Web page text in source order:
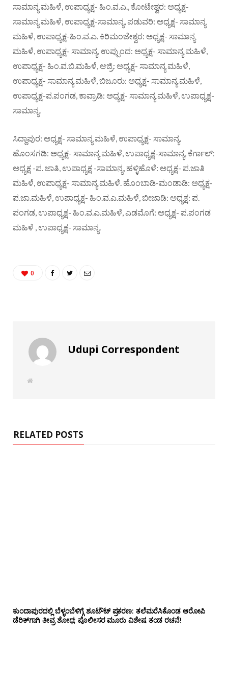
ಸಾಮಾನ್ಯ ಮಹಿಳೆ, ಉಪಾಧ್ಯಕ್ಷ- ಹಿಂ.ವ.ಎ., ಕೋಟೇಶ್ವರ: ಅಧ್ಯಕ್ಷ-
ಸಾಮಾನ್ಯ ಮಹಿಳೆ, ಉಪಾಧ್ಯಕ್ಷ-ಸಾಮಾನ್ಯ, ಪಡುವರಿ: ಅಧ್ಯಕ್ಷ- ಸಾಮಾನ್ಯ
ಮಹಿಳೆ, ಉಪಾಧ್ಯಕ್ಷ-ಹಿಂ.ವ.ಎ. ಕಿರಿಮಂಜೇಶ್ವರ: ಅಧ್ಯಕ್ಷ- ಸಾಮಾನ್ಯ
ಮಹಿಳೆ, ಉಪಾಧ್ಯಕ್ಷ- ಸಾಮಾನ್ಯ, ಉಪ್ಪುಂದ: ಅಧ್ಯಕ್ಷ- ಸಾಮಾನ್ಯ ಮಹಿಳೆ,
ಉಪಾಧ್ಯಕ್ಷ- ಹಿಂ.ವ.ಬಿ.ಮಹಿಳೆ, ಆಜ್ರಿ: ಅಧ್ಯಕ್ಷ- ಸಾಮಾನ್ಯ ಮಹಿಳೆ,
ಉಪಾಧ್ಯಕ್ಷ- ಸಾಮಾನ್ಯ ಮಹಿಳೆ, ಬಿಜೂರು: ಅಧ್ಯಕ್ಷ- ಸಾಮಾನ್ಯ ಮಹಿಳೆ,
ಉಪಾಧ್ಯಕ್ಷ-ಪ.ಪಂಗಡ, ಕಾವ್ರಾಡಿ: ಅಧ್ಯಕ್ಷ- ಸಾಮಾನ್ಯ ಮಹಿಳೆ, ಉಪಾಧ್ಯಕ್ಷ-
ಸಾಮಾನ್ಯ.
ಸಿದ್ದಾಪುರ: ಅಧ್ಯಕ್ಷ- ಸಾಮಾನ್ಯ ಮಹಿಳೆ, ಉಪಾಧ್ಯಕ್ಷ- ಸಾಮಾನ್ಯ.
ಹೊಂಸಗಡಿ: ಅಧ್ಯಕ್ಷ- ಸಾಮಾನ್ಯ ಮಹಿಳೆ, ಉಪಾಧ್ಯಕ್ಷ-ಸಾಮಾನ್ಯ, ಕೆರ್ಗಾಲ್:
ಅಧ್ಯಕ್ಷ -ಪ. ಜಾತಿ, ಉಪಾಧ್ಯಕ್ಷ -ಸಾಮಾನ್ಯ, ಹಳ್ಳಿಹೊಳೆ: ಅಧ್ಯಕ್ಷ- ಪ.ಜಾತಿ
ಮಹಿಳೆ, ಉಪಾಧ್ಯಕ್ಷ- ಸಾಮಾನ್ಯ ಮಹಿಳೆ. ಹೊಂಬಾಡಿ-ಮಂಡಾಡಿ: ಅಧ್ಯಕ್ಷ-
ಪ.ಜಾ.ಮಹಿಳೆ, ಉಪಾಧ್ಯಕ್ಷ- ಹಿಂ.ವ.ಎ.ಮಹಿಳೆ, ಬೀಜಾಡಿ: ಅಧ್ಯಕ್ಷ: ಪ.
ಪಂಗಡ, ಉಪಾಧ್ಯಕ್ಷ- ಹಿಂ.ವ.ಎ.ಮಹಿಳೆ, ಎಡಮೊಗೆ: ಅಧ್ಯಕ್ಷ- ಪ.ಪಂಗಡ
ಮಹಿಳೆ , ಉಪಾಧ್ಯಕ್ಷ- ಸಾಮಾನ್ಯ.
0
Udupi Correspondent
W
RELATED POSTS
ಕುಂದಾಪುರದಲ್ಲಿ ಬೆಳ್ಳಂಬೆಳಿಗ್ಗೆ ಶೂಟೌಟ್ ಪ್ರಕರಣ: ತಲೆಮರೆಸಿಕೊಂಡ ಆರೋಪಿ
ಡೆರಿಕ್‌ಗಾಗಿ ತೀವ್ರ ಶೋಧ; ಪೊಲೀಸರ ಮೂರು ವಿಶೇಷ ತಂಡ ರಚನೆ!